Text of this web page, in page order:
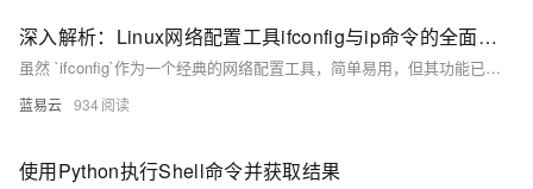
深入解析：Linux网络配置工具ifconfig与ip命令的全面对比
虽然 `ifconfig`作为一个经典的网络配置工具，简单易用，但其功能已经不能满足现代网络配置的需求。相比之下，`ip`命令不仅功能全面，而且提供了一致且简洁的语法，适用于各种网络配置场景。因此，在实际使用中，推荐逐步过渡到 `ip`命令，以更好地适应现代网络管理需求。
蓝易云 934
使用Python执行Shell命令并获取结果